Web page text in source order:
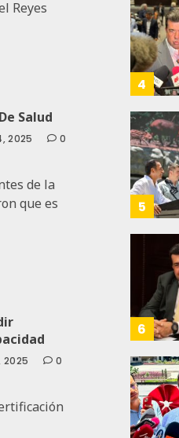
Reyes
Salud
2025
0
de la
que es
2025
0
4
5
6